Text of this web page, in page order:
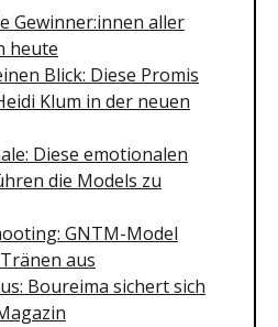
Gewinner:innen aller
heute
Blick: Diese Promis
Klum in der neuen
Diese emotionalen
die Models zu
GNTM-Model
aus
Boureima sichert sich